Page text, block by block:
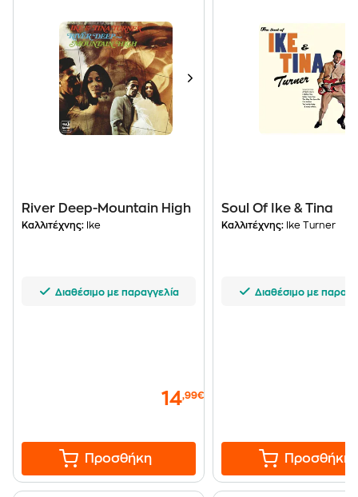
River Deep-Mountain High
Καλλιτέχνης: Ike
Διαθέσιμο με παραγγελία
14,99€
Προσθήκη
Soul Of Ike & Tina
Καλλιτέχνης: Ike Turner
Διαθέσιμο με
Προσθήκη